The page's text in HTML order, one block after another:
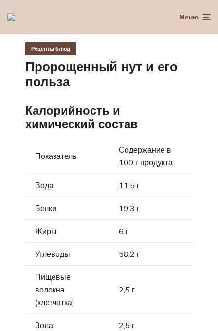
Меню
Рецепты блюд
Пророщенный нут и его
польза
Калорийность и
химический состав
Показатель
Содержание в
100 г продукта
Вода 11,5 г
Белки 19,3 г
Жиры 6 г
Углеводы 58,2 г
Пищевые
волокна
(клетчатка)
2,5 г
Зола 2,5 г